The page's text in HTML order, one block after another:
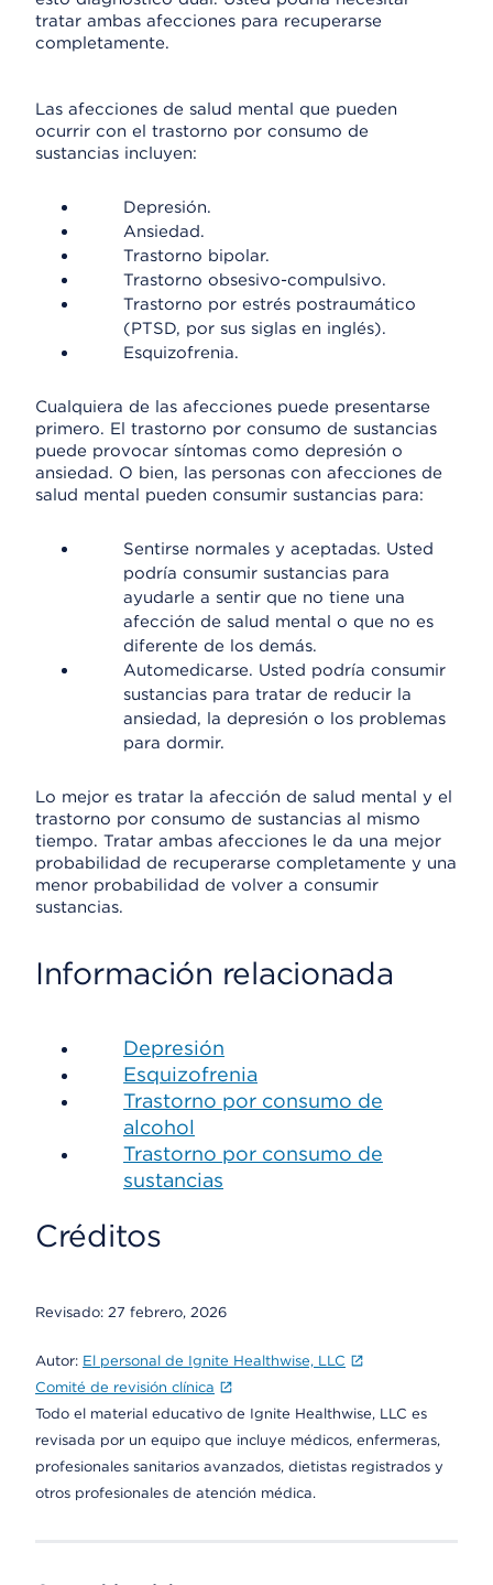
tratar ambas afecciones para recuperarse
completamente.
Las afecciones de salud mental que pueden
ocurrir con el trastorno por consumo de
sustancias incluyen:
Depresión.
Ansiedad.
Trastorno bipolar.
Trastorno obsesivo-compulsivo.
Trastorno por estrés postraumático
(PTSD, por sus siglas en inglés).
Esquizofrenia.
Cualquiera de las afecciones puede presentarse
primero. El trastorno por consumo de sustancias
puede provocar síntomas como depresión o
ansiedad. O bien, las personas con afecciones de
salud mental pueden consumir sustancias para:
Sentirse normales y aceptadas. Usted
podría consumir sustancias para
ayudarle a sentir que no tiene una
afección de salud mental o que no es
diferente de los demás.
Automedicarse. Usted podría consumir
sustancias para tratar de reducir la
ansiedad, la depresión o los problemas
para dormir.
Lo mejor es tratar la afección de salud mental y el
trastorno por consumo de sustancias al mismo
tiempo. Tratar ambas afecciones le da una mejor
probabilidad de recuperarse completamente y una
menor probabilidad de volver a consumir
sustancias.
Información relacionada
Depresión
Esquizofrenia
Trastorno por consumo de
alcohol
Trastorno por consumo de
sustancias
Créditos
Revisado: 27 febrero, 2026
Autor: El personal de Ignite Healthwise, LLC
Comité de revisión clínica
Todo el material educativo de Ignite Healthwise, LLC es
revisada por un equipo que incluye médicos, enfermeras,
profesionales sanitarios avanzados, dietistas registrados y
otros profesionales de atención médica.